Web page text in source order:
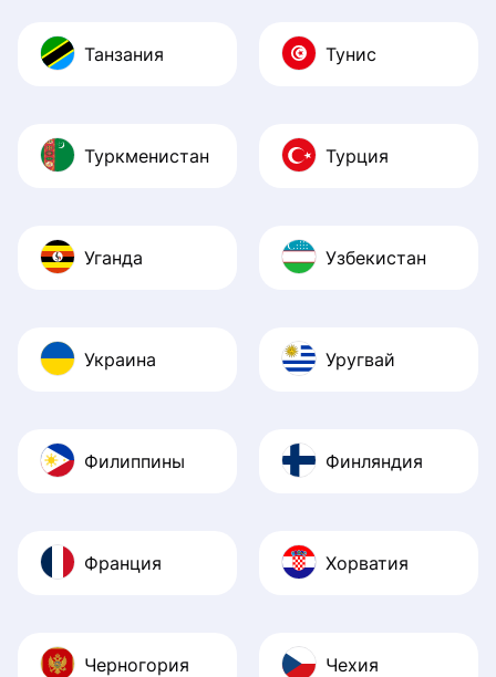
Танзания Тунис
Туркменистан Турция
Уганда Узбекистан
Украина Уругвай
Филиппины Финляндия
Франция Хорватия
Черногория Чехия